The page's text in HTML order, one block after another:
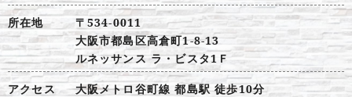
所在地
〒534-0011
大阪市都島区高倉町1-8-13
ルネッサンス ラ・ビスタ1Ｆ
アクセス
大阪メトロ谷町線 都島駅 徒歩10分